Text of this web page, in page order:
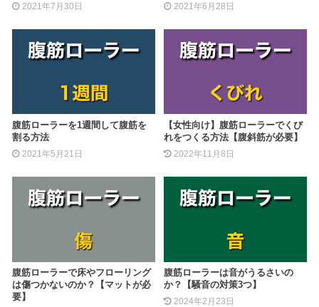
2021年7月30日 2021年6月28日
腹筋ローラーを1週間して腹筋を
割る方法
2021年5月21日
【女性向け】腹筋ローラーでくび
れをつくる方法【腹斜筋が必要】
2022年11月8日
腹筋ローラーで床やフローリング
は傷つかないのか？【マットが必
要】
腹筋ローラーは音がうるさいの
か？【騒音の対策3つ】
2024年2月23日